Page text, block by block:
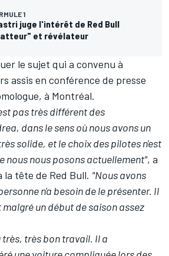
1
juge l'intérêt de Red Bull
et révélateur
le sujet qui a convenu à
assis en conférence de presse
à Montréal.
pas très différent des
dans le sens où nous avons un
solide, et le choix des pilotes n'est
nous nous posons actuellement", a
la tête de Red Bull. "Nous avons
n'a besoin de le présenter. Il
un début de saison assez
très bon travail. Il a